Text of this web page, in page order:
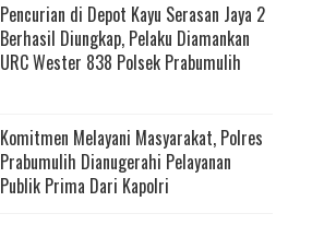
Pencurian di Depot Kayu Serasan Jaya 2
Berhasil Diungkap, Pelaku Diamankan
URC Wester 838 Polsek Prabumulih
Komitmen Melayani Masyarakat, Polres
Prabumulih Dianugerahi Pelayanan
Publik Prima Dari Kapolri